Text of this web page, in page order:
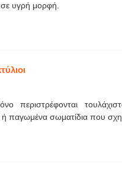
υγρή μορφή.
περιστρέφονται
παγωμένα σωματίδια που